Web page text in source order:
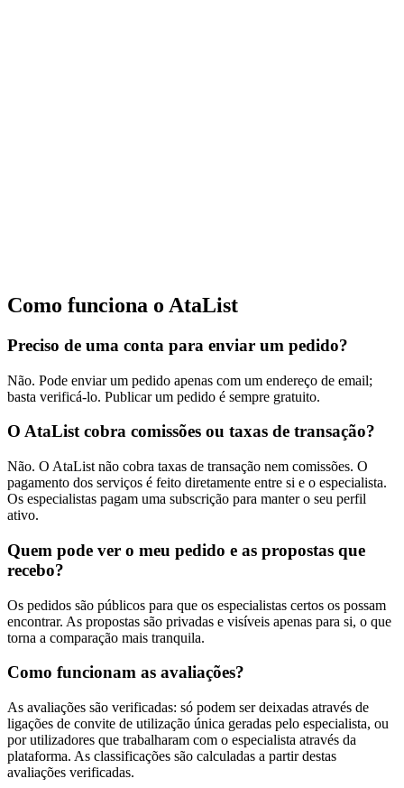
Como funciona o AtaList
Preciso de uma conta para enviar um pedido?
Não. Pode enviar um pedido apenas com um endereço de email;
basta verificá-lo. Publicar um pedido é sempre gratuito.
O AtaList cobra comissões ou taxas de transação?
Não. O AtaList não cobra taxas de transação nem comissões. O
pagamento dos serviços é feito diretamente entre si e o especialista.
Os especialistas pagam uma subscrição para manter o seu perfil
ativo.
Quem pode ver o meu pedido e as propostas que
recebo?
Os pedidos são públicos para que os especialistas certos os possam
encontrar. As propostas são privadas e visíveis apenas para si, o que
torna a comparação mais tranquila.
Como funcionam as avaliações?
As avaliações são verificadas: só podem ser deixadas através de
ligações de convite de utilização única geradas pelo especialista, ou
por utilizadores que trabalharam com o especialista através da
plataforma. As classificações são calculadas a partir destas
avaliações verificadas.